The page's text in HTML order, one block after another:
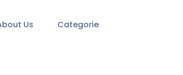
Us Categorie